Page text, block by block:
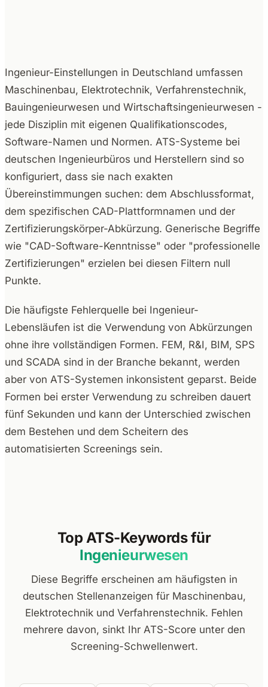
Ingenieur-Einstellungen in Deutschland umfassen
Maschinenbau, Elektrotechnik, Verfahrenstechnik,
Bauingenieurwesen und Wirtschaftsingenieurwesen -
jede Disziplin mit eigenen Qualifikationscodes,
Software-Namen und Normen. ATS-Systeme bei
deutschen Ingenieurbüros und Herstellern sind so
konfiguriert, dass sie nach exakten
Übereinstimmungen suchen: dem Abschlussformat,
dem spezifischen CAD-Plattformnamen und der
Zertifizierungskörper-Abkürzung. Generische Begriffe
wie "CAD-Software-Kenntnisse" oder "professionelle
Zertifizierungen" erzielen bei diesen Filtern null
Punkte.
Die häufigste Fehlerquelle bei Ingenieur-
Lebensläufen ist die Verwendung von Abkürzungen
ohne ihre vollständigen Formen. FEM, R&I, BIM, SPS
und SCADA sind in der Branche bekannt, werden
aber von ATS-Systemen inkonsistent geparst. Beide
Formen bei erster Verwendung zu schreiben dauert
fünf Sekunden und kann der Unterschied zwischen
dem Bestehen und dem Scheitern des
automatisierten Screenings sein.
Top ATS-Keywords für
Ingenieurwesen
Diese Begriffe erscheinen am häufigsten in
deutschen Stellenanzeigen für Maschinenbau,
Elektrotechnik und Verfahrenstechnik. Fehlen
mehrere davon, sinkt Ihr ATS-Score unter den
Screening-Schwellenwert.